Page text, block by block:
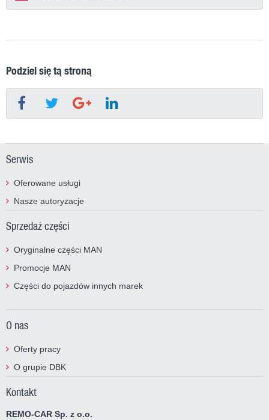
Podziel się tą stroną
Serwis
Oferowane usługi
Nasze autoryzacje
Sprzedaż części
Oryginalne części MAN
Promocje MAN
Części do pojazdów innych marek
O nas
Oferty pracy
O grupie DBK
Kontakt
REMO-CAR Sp. z o.o.